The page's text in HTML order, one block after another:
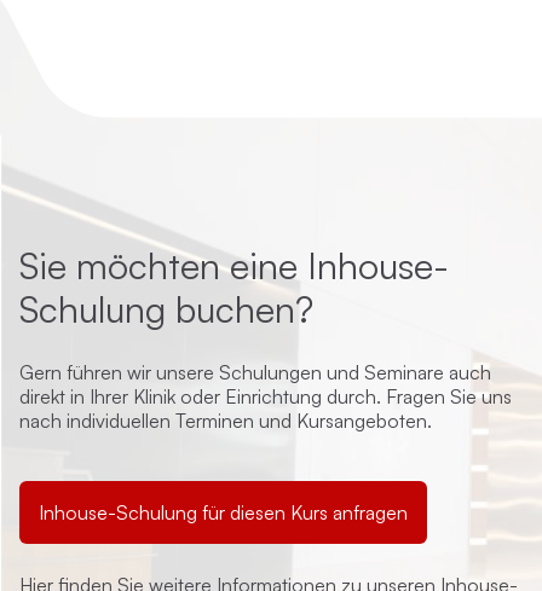
Sie möchten eine Inhouse-
Schulung buchen?
Gern führen wir unsere Schulungen und Seminare auch
direkt in Ihrer Klinik oder Einrichtung durch. Fragen Sie uns
nach individuellen Terminen und Kursangeboten.
Inhouse-Schulung für diesen Kurs anfragen
Hier finden Sie weitere Informationen zu unseren Inhouse-